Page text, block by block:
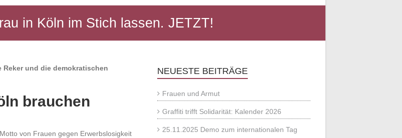
in Köln im Stich lassen. JETZT!
und die demokratischen
brauchen
von Frauen gegen Erwerbslosigkeit
NEUESTE BEITRÄGE
Frauen und Armut
Graffiti trifft Solidarität: Kalender 2026
25.11.2025 Demo zum internationalen Tag